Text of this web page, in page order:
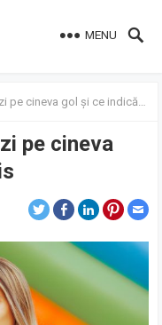
MENU
cineva gol și ce indică acest vis
pe cineva